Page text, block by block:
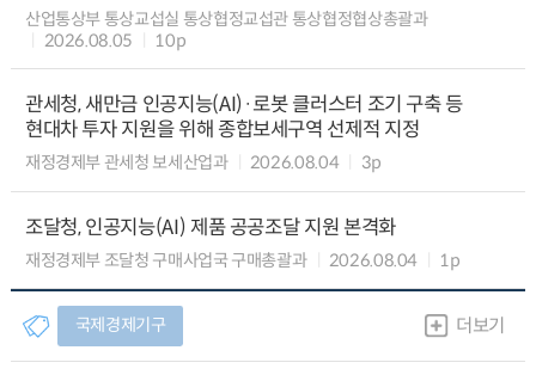
산업통상부 통상교섭실 통상협정교섭관 통상협정협상총괄과
2026.08.05
10p
관세청, 새만금 인공지능(AI)·로봇 클러스터 조기 구축 등
현대차 투자 지원을 위해 종합보세구역 선제적 지정
재정경제부 관세청 보세산업과 2026.08.04 3p
조달청, 인공지능(AI) 제품 공공조달 지원 본격화
재정경제부 조달청 구매사업국 구매총괄과 2026.08.04 1p
국제경제기구 더보기